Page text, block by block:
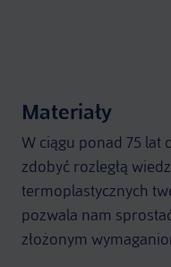
Materiały
W ciągu ponad 75 lat
zdobyć rozległą
termoplastycznych
pozwala nam
złożonym